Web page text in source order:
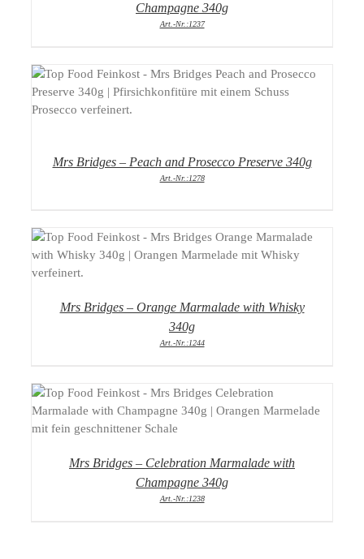
Champagne 340g
Art.-Nr.:1237
Mrs Bridges – Peach and Prosecco Preserve 340g
Art.-Nr.:1278
DETAILS
Mrs Bridges – Orange Marmalade with Whisky
340g
Art.-Nr.:1244
DETAILS
Mrs Bridges – Celebration Marmalade with
Champagne 340g
Art.-Nr.:1238